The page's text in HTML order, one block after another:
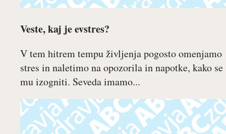
Veste, kaj je evstres?
V tem hitrem tempu življenja pogosto omenjamo
stres in naletimo na opozorila in napotke, kako se
mu izogniti. Seveda imamo...